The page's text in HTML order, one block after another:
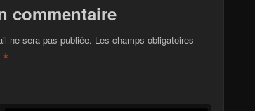
commentaire
ne sera pas publiée. Les champs obligatoires
*